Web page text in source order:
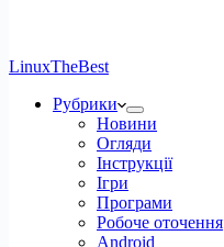
LinuxTheBest
Рубрики
Новини
Огляди
Інструкції
Ігри
Програми
Робоче оточення
Android